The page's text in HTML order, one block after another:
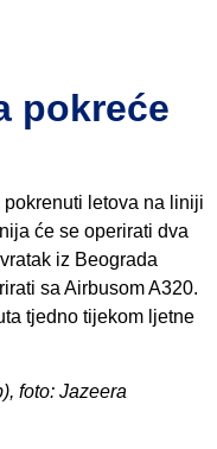
pokreće
pokrenuti letova na liniji
će se operirati dva
iz Beograda
sa Airbusom A320.
tjedno tijekom ljetne
foto: Jazeera